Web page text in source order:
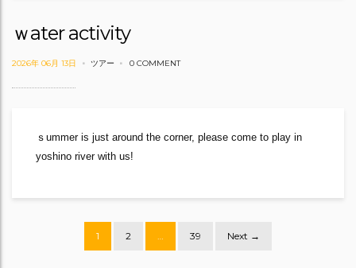
ｗater activity
2026年 06月 13日 ツアー 0 COMMENT
ｓummer is just around the corner, please come to play in
yoshino river with us!
1 2 … 39 Next →